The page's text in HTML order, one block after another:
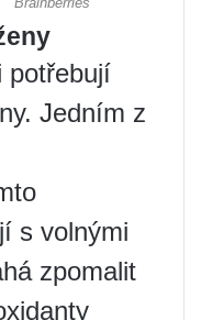
potřebují
Jedním z
s volnými
zpomalit